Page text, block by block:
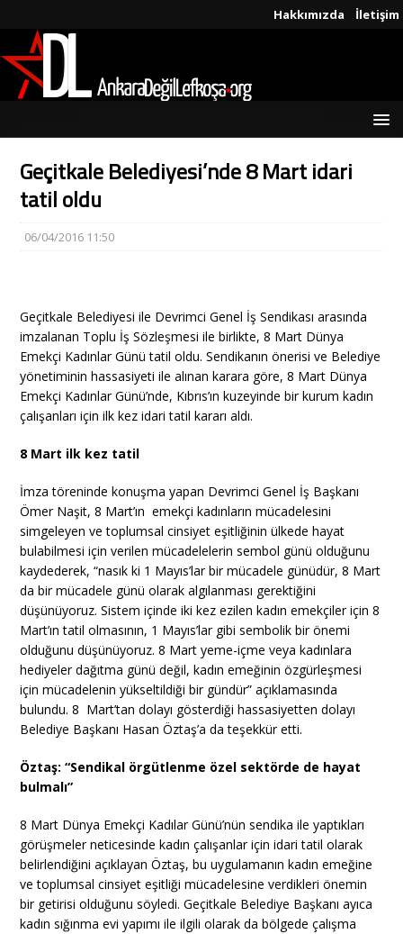
Hakkımızda İletişim
Geçitkale Belediyesi’nde 8 Mart idari
tatil oldu
06/04/2016 11:50
Geçitkale Belediyesi ile Devrimci Genel İş Sendikası arasında
imzalanan Toplu İş Sözleşmesi ile birlikte, 8 Mart Dünya
Emekçi Kadınlar Günü tatil oldu. Sendikanın önerisi ve Belediye
yönetiminin hassasiyeti ile alınan karara göre, 8 Mart Dünya
Emekçi Kadınlar Günü’nde, Kıbrıs’ın kuzeyinde bir kurum kadın
çalışanları için ilk kez idari tatil kararı aldı.
8 Mart ilk kez tatil
İmza töreninde konuşma yapan Devrimci Genel İş Başkanı
Ömer Naşit, 8 Mart’ın emekçi kadınların mücadelesini
simgeleyen ve toplumsal cinsiyet eşitliğinin ülkede hayat
bulabilmesi için verilen mücadelelerin sembol günü olduğunu
kaydederek, “nasık ki 1 Mayıs’lar bir mücadele günüdür, 8 Mart
da bir mücadele günü olarak algılanması gerektiğini
düşünüyoruz. Sistem içinde iki kez ezilen kadın emekçiler için 8
Mart’ın tatil olmasının, 1 Mayıs’lar gibi sembolik bir önemi
olduğunu düşünüyoruz. 8 Mart yeme-içme veya kadınlara
hediyeler dağıtma günü değil, kadın emeğinin özgürleşmesi
için mücadelenin yükseltildiği bir gündür” açıklamasında
bulundu. 8 Mart’tan dolayı gösterdiği hassasiyetten dolayı
Belediye Başkanı Hasan Öztaş’a da teşekkür etti.
Öztaş: “Sendikal örgütlenme özel sektörde de hayat
bulmalı”
8 Mart Dünya Emekçi Kadılar Günü’nün sendika ile yaptıkları
görüşmeler neticesinde kadın çalışanlar için idari tatil olarak
belirlendiğini açıklayan Öztaş, bu uygulamanın kadın emeğine
ve toplumsal cinsiyet eşitliği mücadelesine verdikleri önemin
bir getirisi olduğunu söyledi. Geçitkale Belediye Başkanı ayıca
kadın sığınma evi yapımı ile ilgili olarak da bölgede çalışma